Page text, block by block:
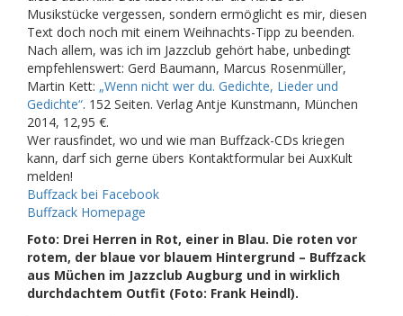
Musikstücke vergessen, sondern ermöglicht es mir, diesen
Text doch noch mit einem Weihnachts-Tipp zu beenden.
Nach allem, was ich im Jazzclub gehört habe, unbedingt
empfehlenswert: Gerd Baumann, Marcus Rosenmüller,
Martin Kett: „Wenn nicht wer du. Gedichte, Lieder und
Gedichte“. 152 Seiten. Verlag Antje Kunstmann, München
2014, 12,95 €.
Wer rausfindet, wo und wie man Buffzack-CDs kriegen
kann, darf sich gerne übers Kontaktformular bei AuxKult
melden!
Buffzack bei Facebook
Buffzack Homepage
Foto: Drei Herren in Rot, einer in Blau. Die roten vor
rotem, der blaue vor blauem Hintergrund – Buffzack
aus Müchen im Jazzclub Augburg und in wirklich
durchdachtem Outfit (Foto: Frank Heindl).